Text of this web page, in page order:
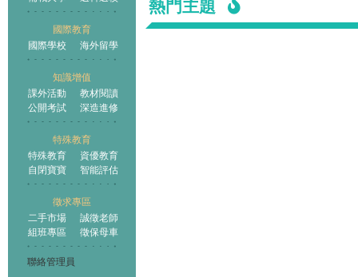
國際教育
國際學校
海外留學
知識增值
課外活動
教材閱讀
公開考試
深造進修
特殊教育
特殊教育
資優教育
自閉寶寶
智能評估
徵求專區
二手市場
誠徵老師
組班專區
徵保母車
聯絡管理員
熱門主題